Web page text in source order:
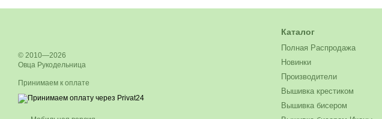
© 2010—2026
Овца Рукодельница
Принимаем к оплате
Каталог
Полная Распродажа
Новинки
Производители
Вышивка крестиком
Вышивка бисером